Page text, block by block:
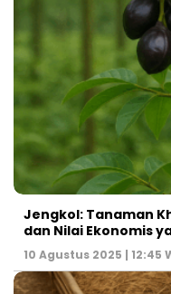
Jengkol: Tanaman
dan Nilai Ekonomis
10 Agustus 2025 | 12:45